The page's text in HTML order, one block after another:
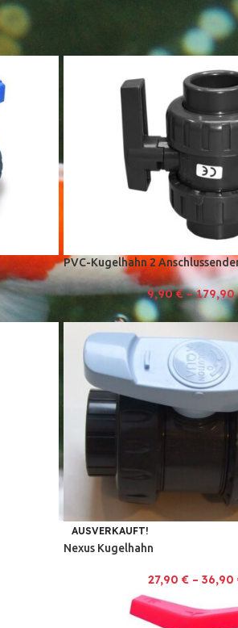
PVC-Kugelhahn 2
9,90€–179,90
AUSVERKAUFT!
Nexus Kugelhahn
27,90 €– 36,90